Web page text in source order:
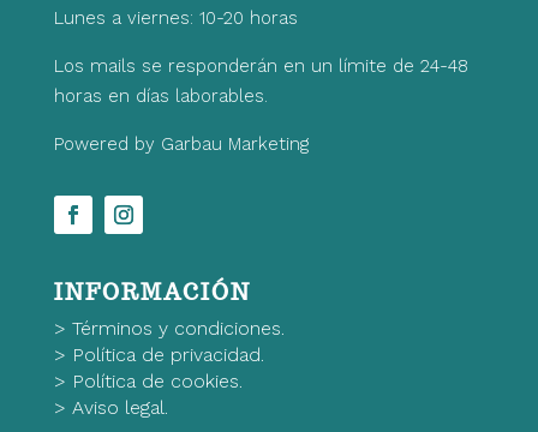
Lunes a viernes: 10-20 horas
Los mails se responderán en un límite de 24-48
horas en días laborables.
Powered by Garbau Marketing
INFORMACIÓN
> Términos y condiciones.
> Política de privacidad.
> Política de cookies.
> Aviso legal.